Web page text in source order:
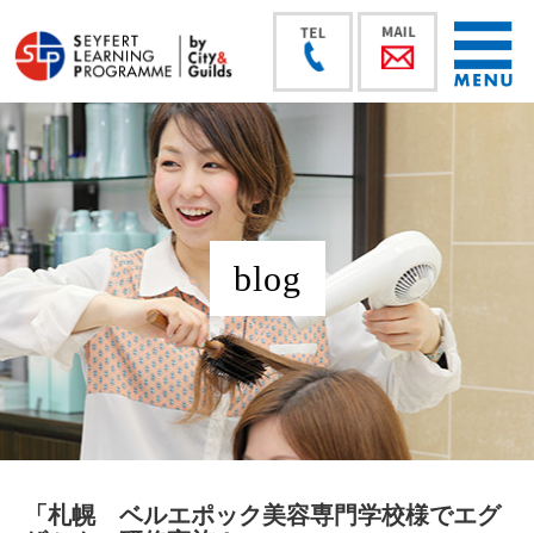
blog
「札幌 ベルエポック美容専門学校様でエグ